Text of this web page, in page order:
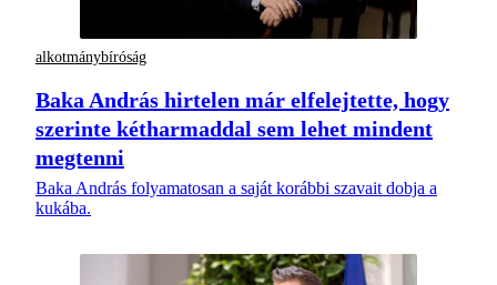
alkotmánybíróság
Baka András hirtelen már elfelejtette, hogy
szerinte kétharmaddal sem lehet mindent
megtenni
Baka András folyamatosan a saját korábbi szavait dobja a
kukába.